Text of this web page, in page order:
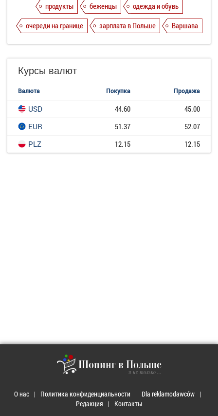
продукты
беженцы
одежда и обувь
очереди на границе
зарплата в Польше Варшава
Курсы валют
Валюта Покупка Продажа
USD 44.60
45.00
EUR
51.37
52.07
PLZ
12.15 12.15
Шопинг в Польше
и не только ...
О нас Политика конфиденциальности
Dla reklamodawców
Редакция
Контакты